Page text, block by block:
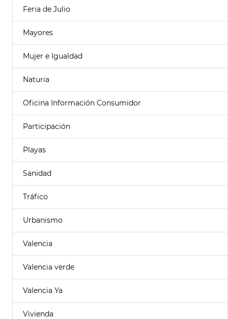
Feria de Julio
Mayores
Mujer e Igualdad
Naturia
Oficina Información Consumidor
Participación
Playas
Sanidad
Tráfico
Urbanismo
Valencia
Valencia verde
Valencia Ya
Vivienda